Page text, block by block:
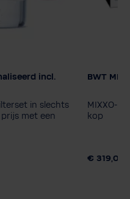
incl.
in slechts
met een
BWT
MIXXO-
kop
€ 319,00